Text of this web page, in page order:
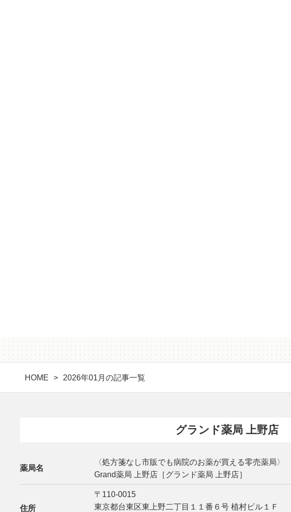
HOME 2026年01月の記事一覧
グランド薬局 上野店
薬局名
〈処方箋なし市販でも病院のお薬が買える零売薬局〉
Grand薬局 上野店［グランド薬局 上野店］
住所
〒110-0015
東京都台東区東上野二丁目１１番６号 植村ビル１Ｆ